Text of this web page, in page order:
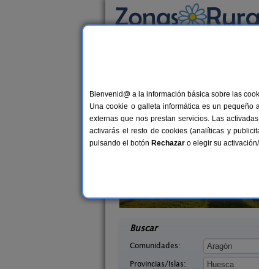
Casas Rurales
25 €
Buscar
Comunidades:
Provincias/Islas:
Bienvenid@ a la información básica sobre las
Una cookie o galleta informática es un pequeño
externas que nos prestan servicios. Las
activarás el resto de cookies (analíticas y
pulsando el botón Rechazar o elegir su